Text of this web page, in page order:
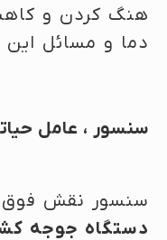
هنگ کردن و
دما و مسائل
سنسور ، عامل
سنسور نقش فوق
دستگاه جوجه